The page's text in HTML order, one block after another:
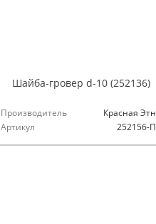
Шайба-гровер d-10 (252136)
Производитель
Красная
Артикул
252156-